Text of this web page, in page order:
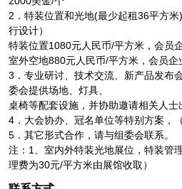
2．特装位置和光地(最少起租36平方
行设计）
特装位置1080元人民币/平方米，会员
室外空地880元人民币/平方米，会员企
3．专业研讨、技术交流、新产品发布
委会提供场地、灯具、
桌椅等配套设施，并协助邀请相关人士
4．大会协办、冠名单位等特别方案，
5．其它形式合作，请与组委会联系。
注：1、室内外特装光地展位，特装管
理费为30元/平方米由展馆收取）